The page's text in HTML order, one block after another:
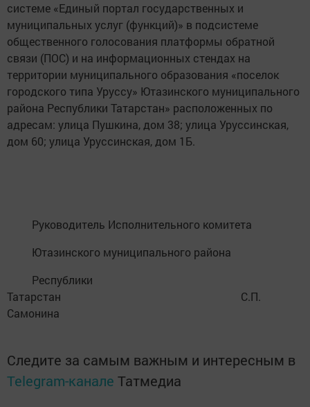
системе «Единый портал государственных и
муниципальных услуг (функций)» в подсистеме
общественного голосования платформы обратной
связи (ПОС) и на информационных стендах на
территории муниципального образования «поселок
городского типа Уруссу» Ютазинского муниципального
района Республики Татарстан» расположенных по
адресам: улица Пушкина, дом 38; улица Уруссинская,
дом 60; улица Уруссинская, дом 1Б.
Руководитель Исполнительного комитета
Ютазинского муниципального района
Республики
Татарстан С.П.
Самонина
Следите за самым важным и интересным в
Telegram-канале Татмедиа